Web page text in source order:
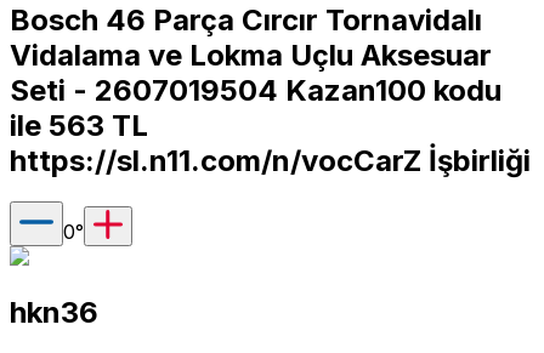
Bosch 46 Parça Cırcır Tornavidalı
Vidalama ve Lokma Uçlu Aksesuar
Seti - 2607019504 Kazan100 kodu
ile 563 TL
https://sl.n11.com/n/vocCarZ İşbirliği
0°
hkn36